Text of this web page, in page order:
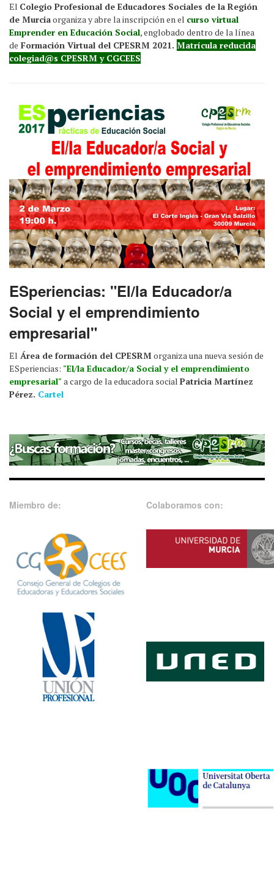
El Colegio Profesional de Educadores Sociales de la Región
de Murciaorganiza y abre la inscripción en el curso virtual
Emprender en Educación Social, englobado dentro de la línea
de Formación Virtual del CPESRM 2021. Matrícula reducida
colegiad@s CPESRM y CGCEES
ESperiencias: "El/la Educador/a
Social y el emprendimiento
empresarial"
El Área de formación del CPESRMorganiza una nueva sesión de
ESperiencias: "El/la Educador/a Social y el emprendimiento
empresarial" a cargo de la educadora social Patricia Martínez
Pérez. Cartel
Miembro de: Colaboramos con: